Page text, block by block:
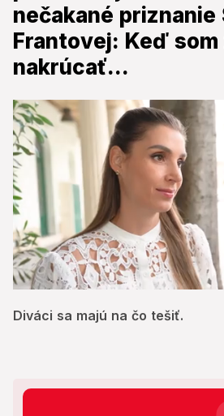
nečakané priznanie
Frantovej: Keď som
nakrúcať...
seconds
of
Diváci sa majú na čo tešiť.
Diváci sa majú na čo tešiť.